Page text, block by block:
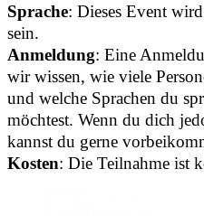
Sprache: Dieses Event
sein.
Anmeldung: Eine
wir wissen, wie viele
und welche Sprachen du
möchtest. Wenn du dich
kannst du gerne
Kosten: Die Teilnahme ist